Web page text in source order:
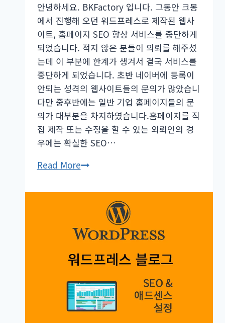
자
책
설
연
휴
20%
할
인
안녕하세요. BKFactory 입니다. 그동안 크몽
에서 진행해 오던 워드프레스로 제작된 웹사
이트, 홈페이지 SEO 향상 서비스를 중단하게
되었습니다. 적지 않은 분들이 의뢰를 해주셨
는데 이 부분에 한계가 생겨서 결국 서비스를
중단하게 되었습니다. 초반 네이버에 등록이
안되는 성격의 웹사이트들의 문의가 많았습니
다만 중후반에는 일반 기업 홈페이지들의 문
의가 대부분을 차지하였습니다.홈페이지를 직
접 제작 또는 수정을 할 수 있는 외뢰인의 경
우에는 확실한 SEO…
Read More워
프
홈
이
SEO
의
뢰